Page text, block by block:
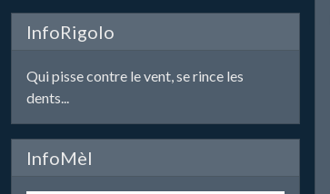
InfoRigolo
Qui pisse contre le vent, se rince les
dents...
InfoMèl